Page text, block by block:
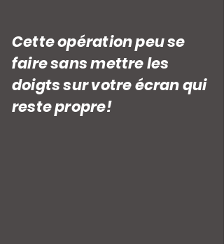
Cette opération peu se
faire sans mettre les
doigts sur votre écran qui
reste propre!